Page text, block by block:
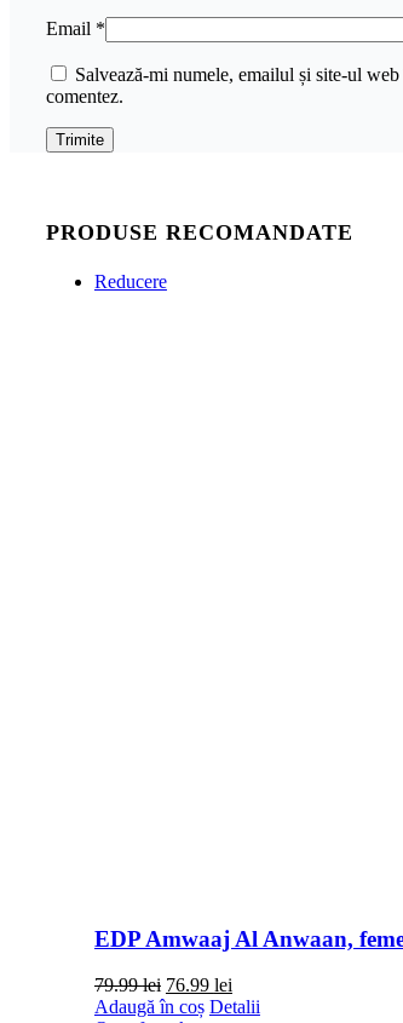
Email *
Salvează-mi numele, emailul și site-ul
comentez.
PRODUSE RECOMANDATE
Reducere
EDP Amwaaj Al Anwaan,
79.99lei Prețul
inițial
76.99 leiPrețul
curent
Adaugă în coș Detalii